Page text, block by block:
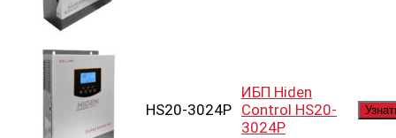
HS20-3024P
ИБП Hiden
Control HS20-
3024P